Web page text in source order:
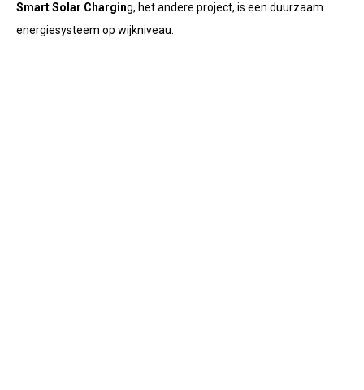
Smart Solar Charging, het andere project, is een duurzaam
energiesysteem op wijkniveau.